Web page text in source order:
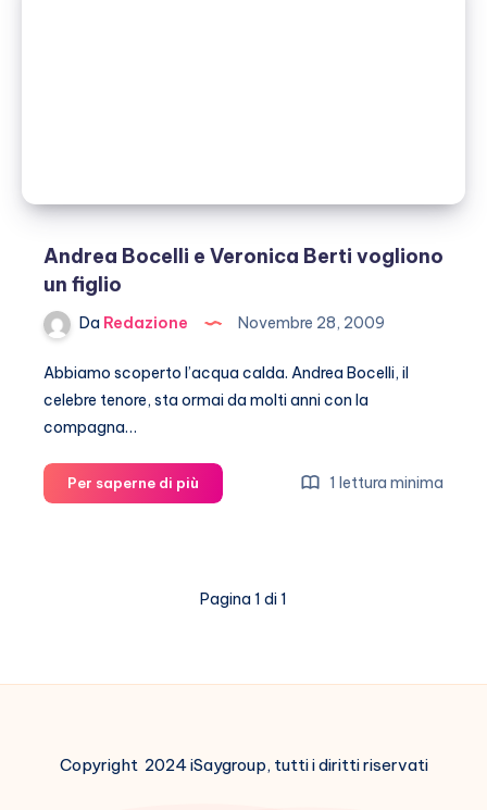
Andrea Bocelli e Veronica Berti vogliono
un figlio
Da Redazione Novembre 28, 2009
Abbiamo scoperto l’acqua calda. Andrea Bocelli, il
celebre tenore, sta ormai da molti anni con la
compagna…
Per saperne di più
Bocelli
vogliono
1 lettura minima
Pagina 1 di 1
Copyright 2024 iSaygroup, tutti i diritti riservati